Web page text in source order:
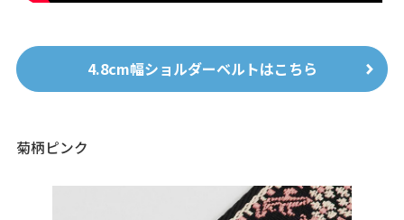
4.8cm幅ショルダーベルトはこちら
菊柄ピンク